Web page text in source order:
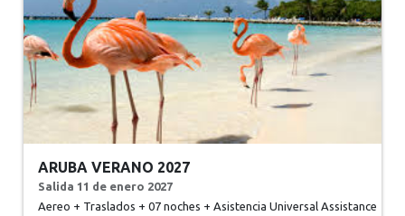
ARUBA VERANO 2027
Salida 11 de enero 2027
Aereo + Traslados + 07 noches + Asistencia Universal Assistance